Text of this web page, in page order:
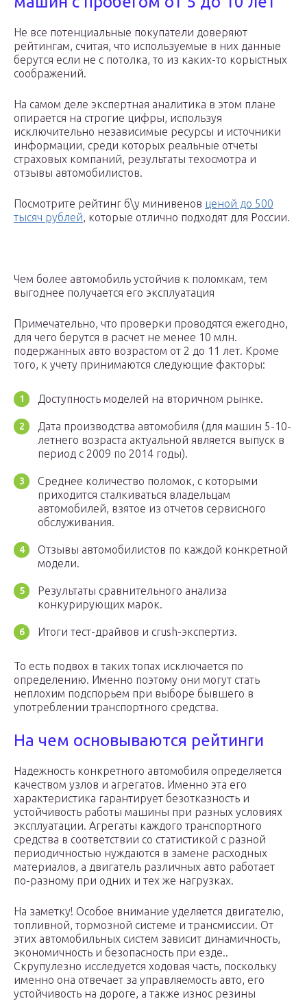
Не все потенциальные покупатели доверяют
рейтингам, считая, что используемые в них данные
берутся если не с потолка, то из каких-то корыстных
соображений.
На самом деле экспертная аналитика в этом плане
опирается на строгие цифры, используя
исключительно независимые ресурсы и источники
информации, среди которых реальные отчеты
страховых компаний, результаты техосмотра и
отзывы автомобилистов.
Посмотрите рейтинг б\у минивенов ценой до 500
тысяч рублей, которые отлично подходят для России.
Чем более автомобиль устойчив к поломкам, тем
выгоднее получается его эксплуатация
Примечательно, что проверки проводятся ежегодно,
для чего берутся в расчет не менее 10 млн.
подержанных авто возрастом от 2 до 11 лет. Кроме
того, к учету принимаются следующие факторы:
Доступность моделей на вторичном рынке.
Дата производства автомобиля (для машин 5-10-
летнего возраста актуальной является выпуск в
период с 2009 по 2014 годы).
Среднее количество поломок, с которыми
приходится сталкиваться владельцам
автомобилей, взятое из отчетов сервисного
обслуживания.
Отзывы автомобилистов по каждой конкретной
модели.
Результаты сравнительного анализа
конкурирующих марок.
Итоги тест-драйвов и crush-экспертиз.
То есть подвох в таких топах исключается по
определению. Именно поэтому они могут стать
неплохим подспорьем при выборе бывшего в
употреблении транспортного средства.
На чем основываются рейтинги
Надежность конкретного автомобиля определяется
качеством узлов и агрегатов. Именно эта его
характеристика гарантирует безотказность и
устойчивость работы машины при разных условиях
эксплуатации. Агрегаты каждого транспортного
средства в соответствии со статистикой с разной
периодичностью нуждаются в замене расходных
материалов, а двигатель различных авто работает
по-разному при одних и тех же нагрузках.
На заметку! Особое внимание уделяется двигателю,
топливной, тормозной системе и трансмиссии. От
этих автомобильных систем зависит динамичность,
экономичность и безопасность при езде..
Скрупулезно исследуется ходовая часть, поскольку
именно она отвечает за управляемость авто, его
устойчивость на дороге, а также износ резины